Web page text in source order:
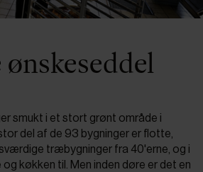
smukt i et stort grønt område i
del af de 93 bygninger er flotte,
træbygninger fra 40'erne, og i
køkken til. Men inden døre er det en